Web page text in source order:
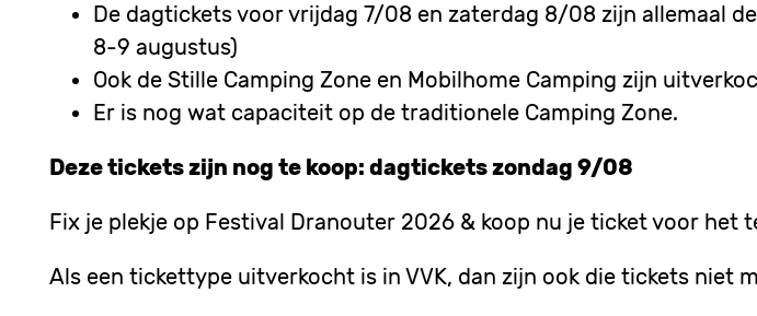
De dagtickets voor vrijdag 7/08 en zaterdag 8/08 zijn allemaal
8-9 augustus)
Ook de Stille Camping Zone en Mobilhome Camping zijn
Er is nog wat capaciteit op de traditionele Camping Zone.
Deze tickets zijn nog te koop: dagtickets zondag 9/08
Fix je plekje op Festival Dranouter 2026 & koop nu je ticket voor het
Als een tickettype uitverkocht is in VVK, dan zijn ook die tickets niet